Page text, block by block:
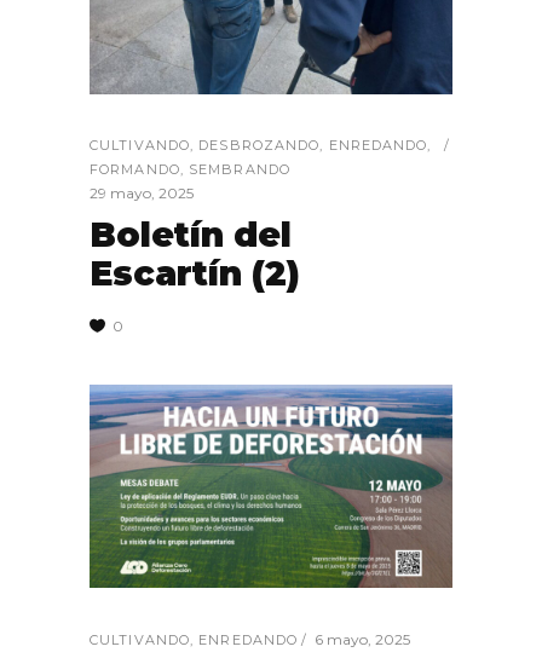
CULTIVANDO, DESBROZANDO, ENREDANDO,
FORMANDO, SEMBRANDO
29 mayo, 2025
Boletín del
Escartín (2)
0
CULTIVANDO ENREDANDO 6 mayo, 2025